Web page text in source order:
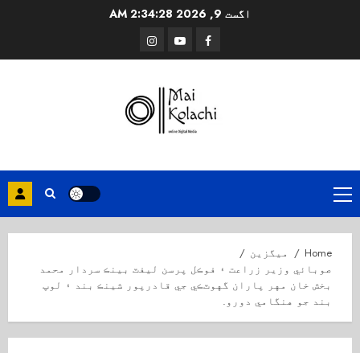
اگست 9, 2026 2:34:28 AM
Facebook
Youtube
Instagram
Primary
Menu
Home
میگزین
صوبائي وزير زراعت ۽ فوڪل پرسن ليفٽ بينڪ سردار محمد
بخش خان مهر پاران گهوٽڪي جي قادرپور شينڪ بند ۽ لوپ
بند جو هنگامي دورو.